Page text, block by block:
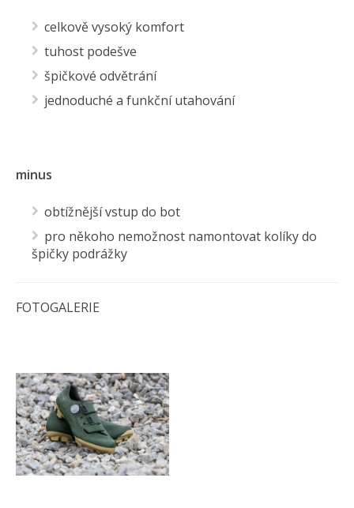
celkově vysoký komfort
tuhost podešve
špičkové odvětrání
jednoduché a funkční utahování
minus
obtížnější vstup do bot
pro někoho nemožnost namontovat kolíky do
špičky podrážky
FOTOGALERIE